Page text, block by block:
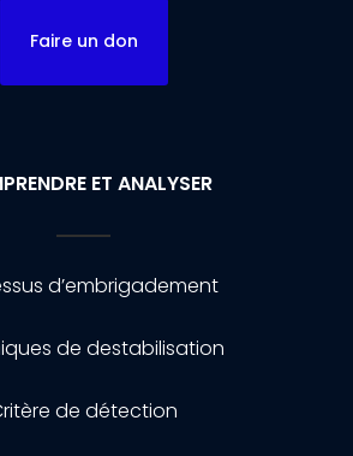
Faire un don
ET ANALYSER
d’embrigadement
de destabilisation
de détection